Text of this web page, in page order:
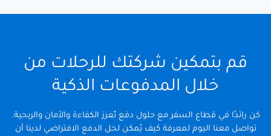
قم بتمكين شركتك للرحلات من
خلال المدفوعات الذكية
كن رائدًا في قطاع السفر مع حلول دفع تُعزز الكفاءة والأمان والربحية.
تواصل معنا اليوم لمعرفة كيف يُمكن لحل الدفع الافتراضي لدينا أن